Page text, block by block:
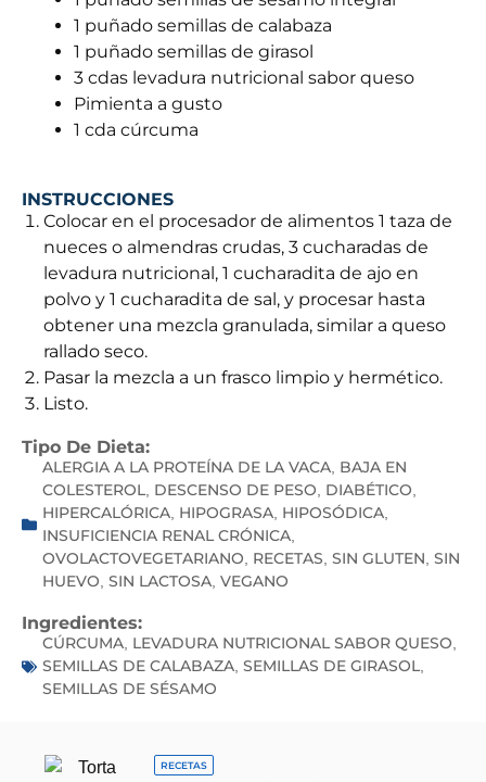
1 puñado semillas de calabaza
1 puñado semillas de girasol
3 cdas levadura nutricional sabor queso
Pimienta a gusto
1 cda cúrcuma
INSTRUCCIONES
Colocar en el procesador de alimentos 1 taza de
nueces o almendras crudas, 3 cucharadas de
levadura nutricional, 1 cucharadita de ajo en
polvo y 1 cucharadita de sal, y procesar hasta
obtener una mezcla granulada, similar a queso
rallado seco.
Pasar la mezcla a un frasco limpio y hermético.
Listo.
Tipo De Dieta:
ALERGIA A LA PROTEÍNA DE LA VACA, BAJA EN
COLESTEROL, DESCENSO DE PESO, DIABÉTICO,
HIPERCALÓRICA, HIPOGRASA, HIPOSÓDICA,
INSUFICIENCIA RENAL CRÓNICA,
OVOLACTOVEGETARIANO, RECETAS, SIN GLUTEN, SIN
HUEVO, SIN LACTOSA, VEGANO
Ingredientes:
CÚRCUMA, LEVADURA NUTRICIONAL SABOR QUESO,
SEMILLAS DE CALABAZA, SEMILLAS DE GIRASOL,
SEMILLAS DE SÉSAMO
RECETAS